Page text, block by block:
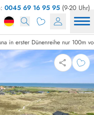
0045 69 16 95 95 (9-20 Uhr)
in erster Dünenreihe nur 100m